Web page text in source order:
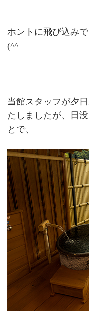
ホントに飛び込み
(^^ゞ
当館スタッフが夕
たしましたが、日
とで、